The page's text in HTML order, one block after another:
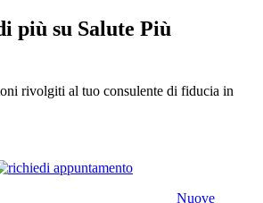
più su Salute Più
rivolgiti al tuo consulente di fiducia in
Nuove